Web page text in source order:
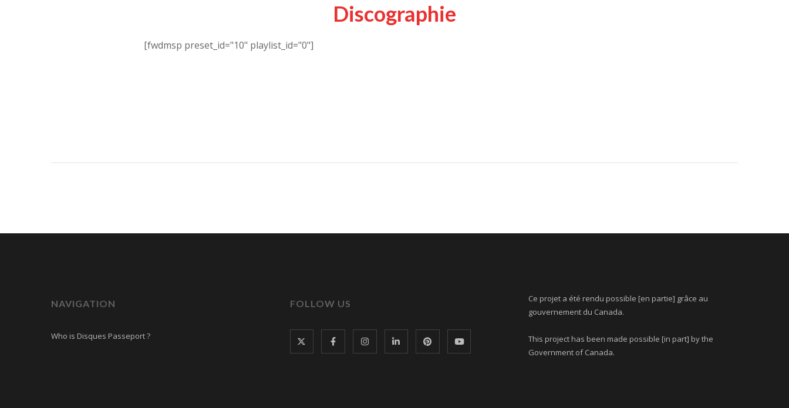
Discographie
[fwdmsp preset_id="10" playlist_id="0"]
NAVIGATION
Who is Disques Passeport ?
FOLLOW US
Ce projet a été rendu possible [en partie] grâce au
gouvernement du Canada.
This project has been made possible [in part] by the
Government of Canada.